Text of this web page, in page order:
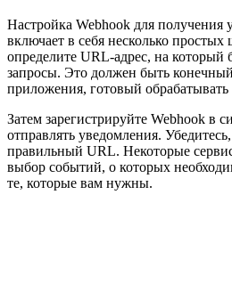
Настройка Webhook для получения
включает в себя несколько простых
определите URL-адрес, на который
запросы. Это должен быть
приложения, готовый
Затем зарегистрируйте Webhook в
отправлять уведомления.
правильный URL. Некоторые
выбор событий, о которых
те, которые вам нужны.